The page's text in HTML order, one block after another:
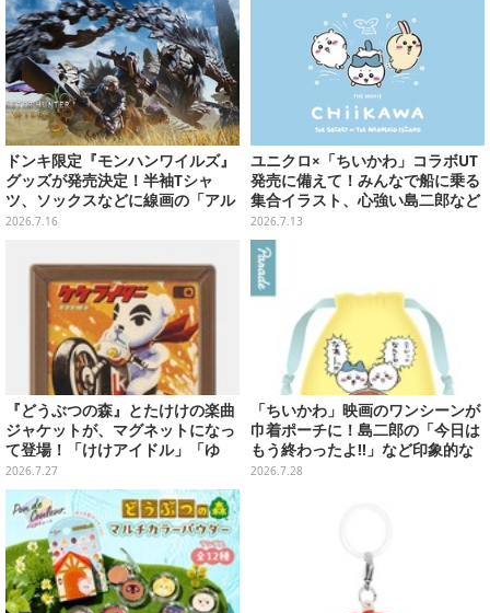
ドンキ限定『モンハンワイルズ』
グッズが発売決定！半袖Tシャ
ツ、ソックスなどに線画の「アル
シュベルド」「リオレウス」ら11
2026.7.16
ユニクロ×「ちいかわ」コラボUT
発売に備えて！みんなで船に乗る
集合イラスト、心強い島二郎など
映画を記念した特別コレクション
2026.7.13
『どうぶつの森』とたけけの楽曲
ジャケットが、マグネットになっ
て登場！「けけアイドル」「ゆ
け！けけライダー」など全10種
2026.7.27
「ちいかわ」映画のワンシーンが
巾着ポーチに！島二郎の「今日は
もう終わったよ!!」など印象的な
全6種がカプセルトイにて発売
2026.7.28